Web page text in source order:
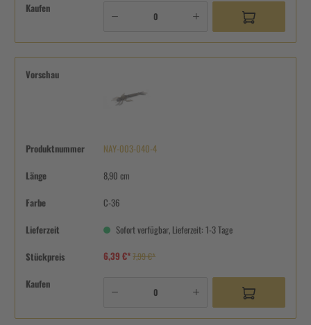
Kaufen
Vorschau
Produktnummer NAY-003-040-4
Länge 8,90 cm
Farbe C-36
Lieferzeit Sofort verfügbar, Lieferzeit: 1-3 Tage
Stückpreis 6,39 €*7,99 €*
Kaufen